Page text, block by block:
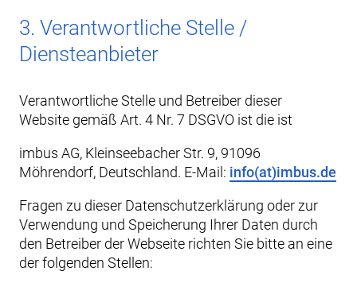
3. Verantwortliche Stelle /
Diensteanbieter
Verantwortliche Stelle und Betreiber dieser
Website gemäß Art. 4 Nr. 7 DSGVO ist die ist
imbus AG, Kleinseebacher Str. 9, 91096
Möhrendorf, Deutschland. E-Mail: info(at)imbus.de
Fragen zu dieser Datenschutzerklärung oder zur
Verwendung und Speicherung Ihrer Daten durch
den Betreiber der Webseite richten Sie bitte an eine
der folgenden Stellen: